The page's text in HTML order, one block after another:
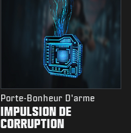
Porte-Bonheur D'arme
IMPULSION DE
CORRUPTION